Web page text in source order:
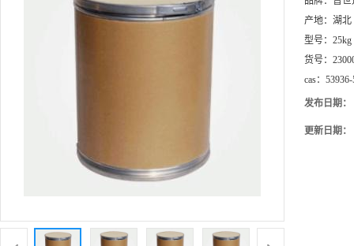
产地： 湖北
型号： 25kg
货号：
cas：
发布日期：
更新日期：